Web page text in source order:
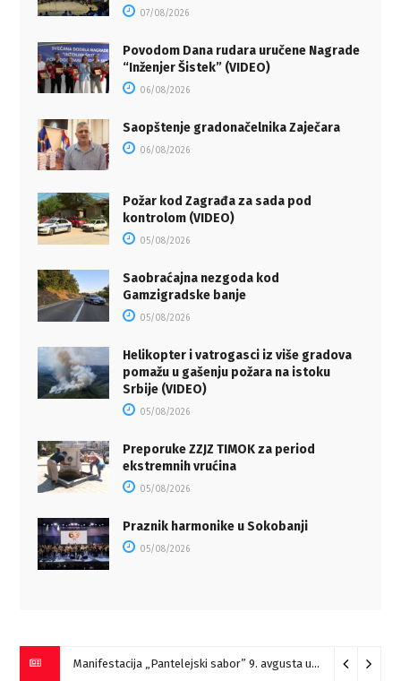
07/08/2026
Povodom Dana rudara uručene Nagrade
“Inženjer Šistek” (VIDEO)
06/08/2026
Saopštenje gradonačelnika Zaječara
06/08/2026
Požar kod Zagrađa za sada pod
kontrolom (VIDEO)
05/08/2026
Saobraćajna nezgoda kod
Gamzigradske banje
05/08/2026
Helikopter i vatrogasci iz više gradova
pomažu u gašenju požara na istoku
Srbije (VIDEO)
05/08/2026
Preporuke ZZJZ TIMOK za period
ekstremnih vrućina
05/08/2026
Praznik harmonike u Sokobanji
05/08/2026
Manifestacija „Pantelejski sabor” 9. avgusta u Marinovcu